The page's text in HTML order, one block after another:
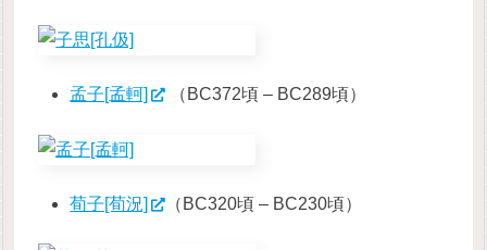
孟子[孟軻] （BC372頃 – BC289頃）
荀子[荀況] （BC320頃 – BC230頃）